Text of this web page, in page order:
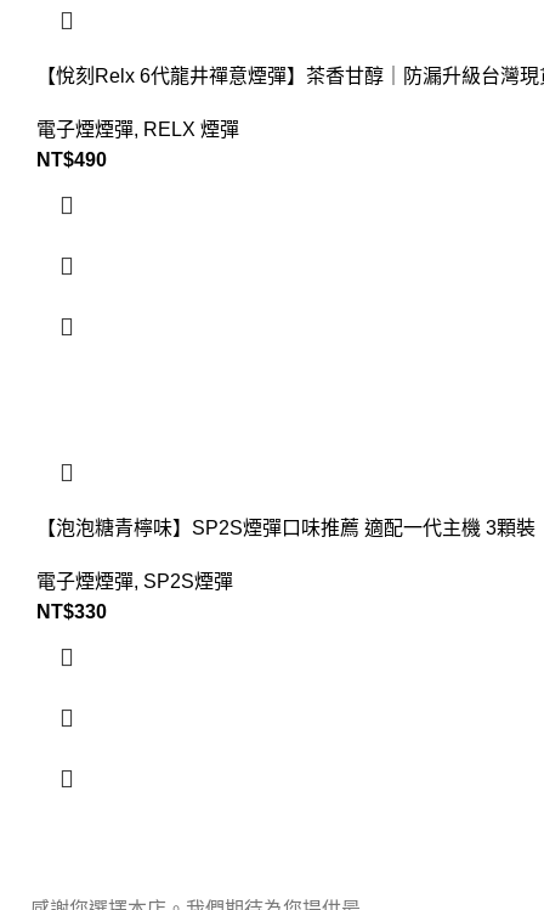
【悅刻Relx 6代龍井禪意煙彈】茶香甘醇｜防漏升級台灣現
電子煙煙彈, RELX 煙彈
NT$490
【泡泡糖青檸味】SP2S煙彈口味推薦 適配一代主機 3顆裝
電子煙煙彈, SP2S煙彈
NT$330